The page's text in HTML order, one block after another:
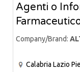
Agenti o
Company/Brand:
Calabria Lazio